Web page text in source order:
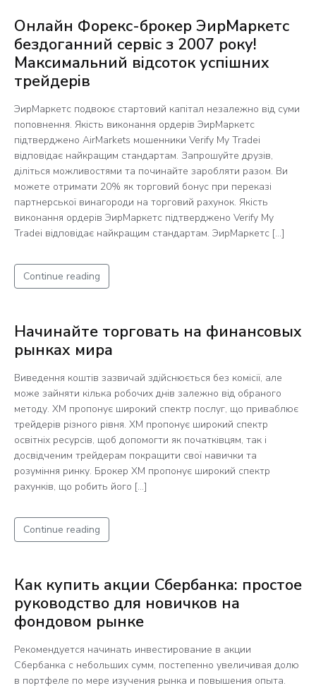
Онлайн Форекс-брокер ЭирМаркетс
бездоганний сервіс з 2007 року!
Максимальний відсоток успішних
трейдерів
ЭирМаркетс подвоює стартовий капітал незалежно від суми
поповнення. Якість виконання ордерів ЭирМаркетс
підтверджено AirMarkets мошенники Verify My Tradei
відповідає найкращим стандартам. Запрошуйте друзів,
діліться можливостями та починайте заробляти разом. Ви
можете отримати 20% як торговий бонус при переказі
партнерської винагороди на торговий рахунок. Якість
виконання ордерів ЭирМаркетс підтверджено Verify My
Tradei відповідає найкращим стандартам. ЭирМаркетс […]
Continue reading
Начинайте торговать на финансовых
рынках мира
Виведення коштів зазвичай здійснюється без комісії, але
може зайняти кілька робочих днів залежно від обраного
методу. XM пропонує широкий спектр послуг, що приваблює
трейдерів різного рівня. ХМ пропонує широкий спектр
освітніх ресурсів, щоб допомогти як початківцям, так і
досвідченим трейдерам покращити свої навички та
розуміння ринку. Брокер XM пропонує широкий спектр
рахунків, що робить його […]
Continue reading
Как купить акции Сбербанка: простое
руководство для новичков на
фондовом рынке
Рекомендуется начинать инвестирование в акции
Сбербанка с небольших сумм, постепенно увеличивая долю
в портфеле по мере изучения рынка и повышения опыта.